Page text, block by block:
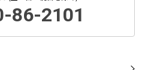
86-2101